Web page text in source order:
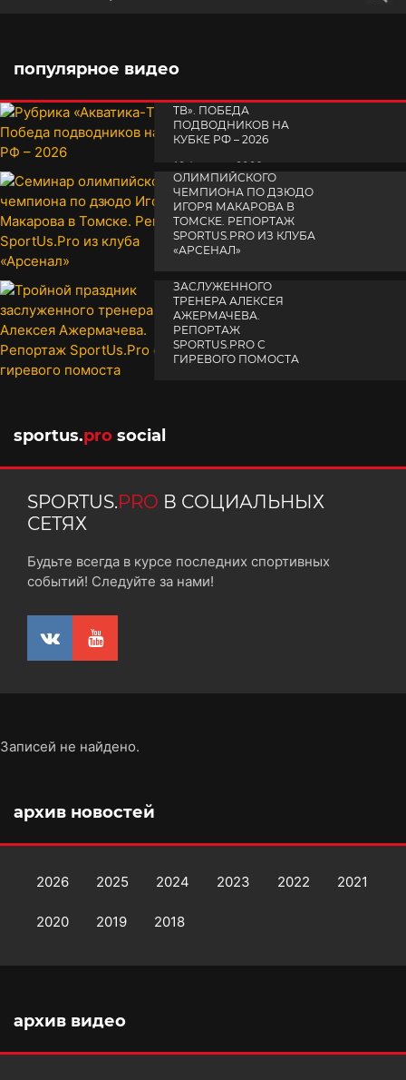
популярное видео
TВ». ПОБЕДА
ПОДВОДНИКОВ НА
КУБКЕ РФ – 2026
19 февраля 2026
СЕМИНАР
ОЛИМПИЙСКОГО
ЧЕМПИОНА ПО ДЗЮДО
ИГОРЯ МАКАРОВА В
ТОМСКЕ. РЕПОРТАЖ
SPORTUS.PRO ИЗ КЛУБА
«АРСЕНАЛ»
ЗАСЛУЖЕННОГО
ТРЕНЕРА АЛЕКСЕЯ
АЖЕРМАЧЕВА.
РЕПОРТАЖ
SPORTUS.PRO С
ГИРЕВОГО ПОМОСТА
sportus.pro social
SPORTUS.PRO В СОЦИАЛЬНЫХ
СЕТЯХ
Будьте всегда в курсе последних спортивных
событий! Следуйте за нами!
Записей не найдено.
архив новостей
2026 2025 2024 2023 2022 2021
2020 2019 2018
архив видео